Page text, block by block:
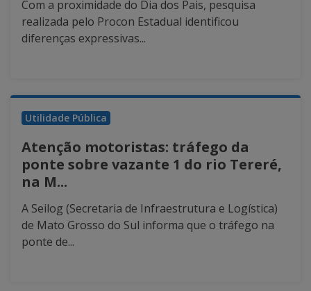
Com a proximidade do Dia dos Pais, pesquisa
realizada pelo Procon Estadual identificou
diferenças expressivas...
Utilidade Pública
Atenção motoristas: tráfego da
ponte sobre vazante 1 do rio Tereré,
na M...
A Seilog (Secretaria de Infraestrutura e Logística)
de Mato Grosso do Sul informa que o tráfego na
ponte de...